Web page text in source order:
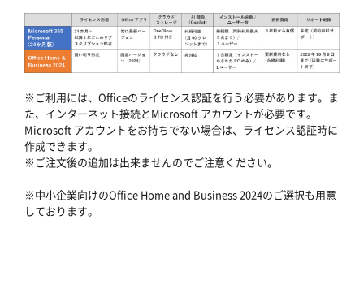
※ご利用には、Officeのライセンス認証を行う必要があります。ま
た、インターネット接続とMicrosoft アカウントが必要です。
Microsoft アカウントをお持ちでない場合は、ライセンス認証時に
作成できます。
※ご注文後の追加は出来ませんのでご注意ください。
※中小企業向けのOffice Home and Business 2024のご選択も用意
しております。